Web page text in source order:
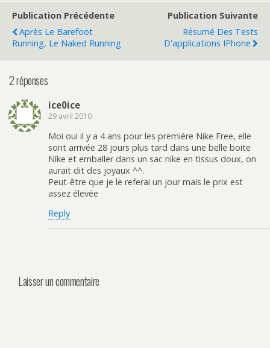
Publication Précédente
Après Le Barefoot
Running, Le Naked Running
Publication Suivante
Résumé Des Tests
D'applications IPhone
2 réponses
ice0ice
29 avril 2010
Moi oui il y a 4 ans pour les première Nike Free, elle
sont arrivée 28 jours plus tard dans une belle boite
Nike et emballer dans un sac nike en tissus doux, on
aurait dit des joyaux ^^.
Peut-être que je le referai un jour mais le prix est
assez élevée
Reply
Laisser un commentaire